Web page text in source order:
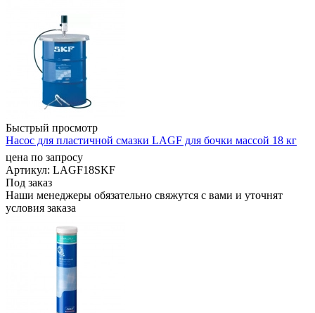
Быстрый просмотр
Насос для пластичной смазки LAGF для бочки массой 18 кг
цена по запросу
Артикул: LAGF18SKF
Под заказ
Наши менеджеры обязательно свяжутся с вами и уточнят
условия заказа